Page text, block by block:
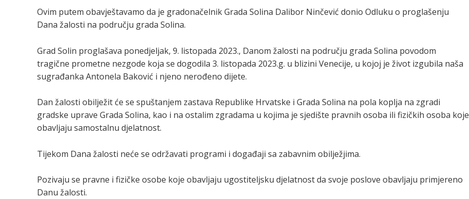
Ovim putem obavještavamo da je gradonačelnik Grada Solina Dalibor Ninčević donio Odluku o proglašenju
Dana žalosti na području grada Solina.
Grad Solin proglašava ponedjeljak, 9. listopada 2023., Danom žalosti na području grada Solina povodom
tragične prometne nezgode koja se dogodila 3. listopada 2023.g. u blizini Venecije, u kojoj je život izgubila naša
sugrađanka Antonela Baković i njeno nerođeno dijete.
Dan žalosti obilježit će se spuštanjem zastava Republike Hrvatske i Grada Solina na pola koplja na zgradi
gradske uprave Grada Solina, kao i na ostalim zgradama u kojima je sjedište pravnih osoba ili fizičkih osoba koje
obavljaju samostalnu djelatnost.
Tijekom Dana žalosti neće se održavati programi i događaji sa zabavnim obilježjima.
Pozivaju se pravne i fizičke osobe koje obavljaju ugostiteljsku djelatnost da svoje poslove obavljaju primjereno
Danu žalosti.